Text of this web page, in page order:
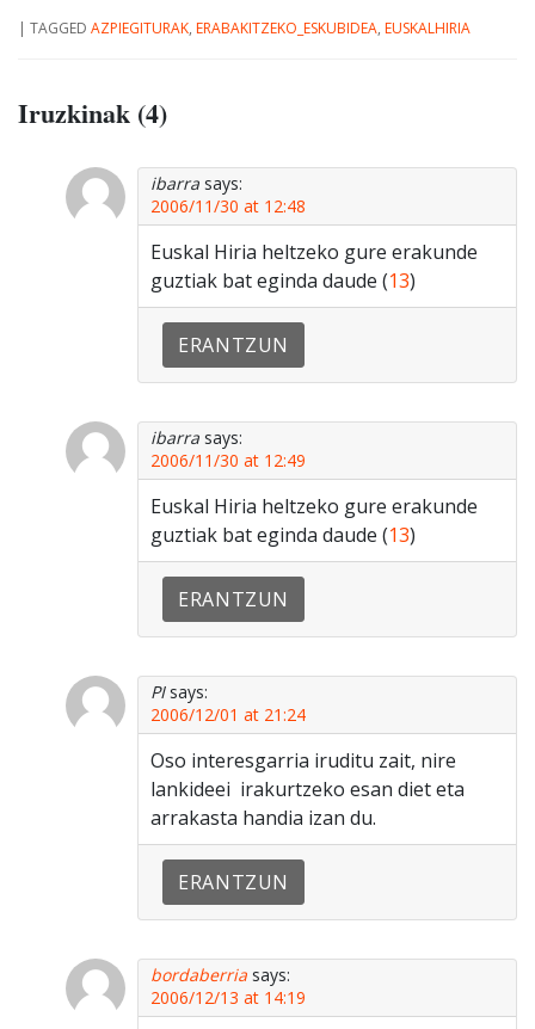
| TAGGED AZPIEGITURAK, ERABAKITZEKO_ESKUBIDEA, EUSKALHIRIA
Iruzkinak (4)
ibarra says:
2006/11/30 at 12:48
Euskal Hiria heltzeko gure erakunde
guztiak bat eginda daude (13)
ERANTZUN
ibarra says:
2006/11/30 at 12:49
Euskal Hiria heltzeko gure erakunde
guztiak bat eginda daude (13)
ERANTZUN
PI says:
2006/12/01 at 21:24
Oso interesgarria iruditu zait, nire
lankideei irakurtzeko esan diet eta
arrakasta handia izan du.
ERANTZUN
bordaberria says:
2006/12/13 at 14:19